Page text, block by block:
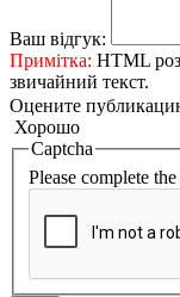
Ваш відгук:
Примітка: HTML
звичайний текст.
Оцените
Хорошо
Captcha
Please complete